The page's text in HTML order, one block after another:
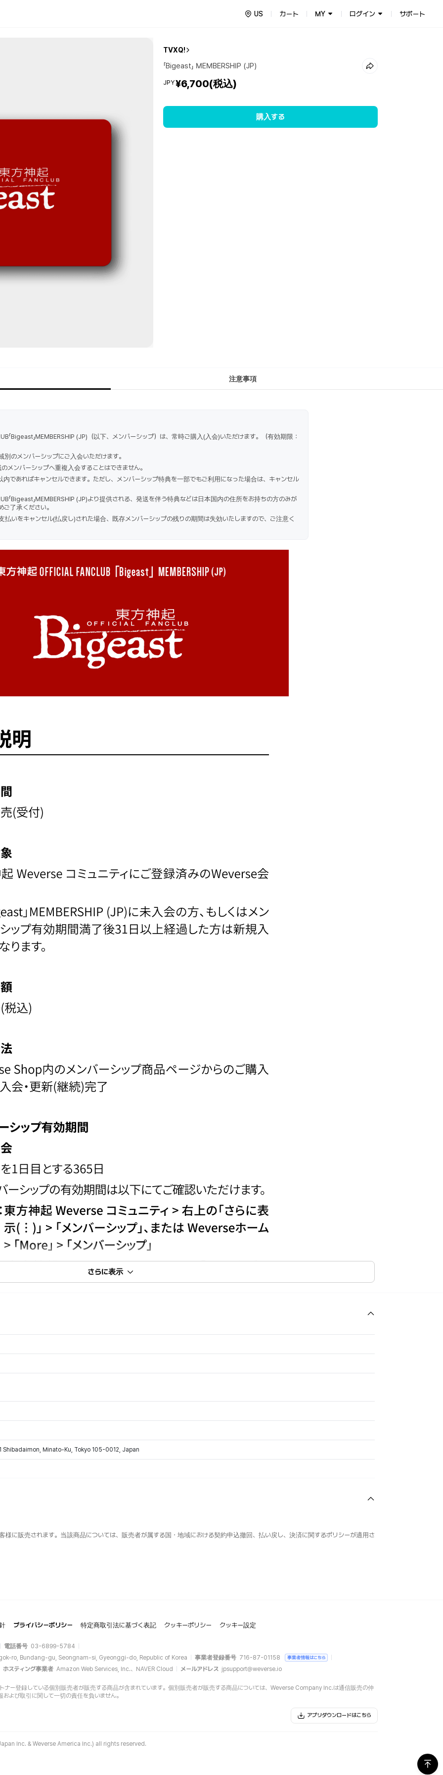
US カート MY ログイン サポート
TVXQ!
「Bigeast」 MEMBERSHIP (JP)
JPY¥6,700(税込)
購入する
注意事項
「Bigeast」MEMBERSHIP (JP)（以下、メンバーシップ）は、常時ご購入(入会)いただけます。（有効期限：
別のメンバーシップにご入会いただけます。
メンバーシップへ重複入会することはできません。
であればキャンセルできます。ただし、メンバーシップ特典を一部でもご利用になった場合は、キャンセル
「Bigeast」MEMBERSHIP (JP)より提供される、発送を伴う特典などは日本国内の住所をお持ちの方のみが
了承ください。
払いをキャンセル(払戻し)された場合、既存メンバーシップの残りの期間は失効いたしますので、ご注意く
さらに表示
Shibadaimon, Minato-Ku, Tokyo 105-0012, Japan
に販売されます。当該商品については、販売者が属する国・地域における契約申込撤回、払い戻し、決済に関するポリシーが適用さ
プライバシーポリシー 特定商取引法に基づく表記 クッキーポリシー クッキー設定
電話番号 03-6899-5784
ro, Bundang-gu, Seongnam-si, Gyeonggi-do, Republic of Korea
事業者登録番号 716-87-01158 事業者情報はこちら
ホスティング事業者 Amazon Web Services, Inc.、NAVER Cloud メールアドレス jpsupport@weverse.io
ー登録している個別販売者が販売する商品が含まれています。個別販売者が販売する商品については、Weverse Company Inc.は通信販売の仲
よび取引に関して一切の責任を負いません。
アプリダウンロードはこちら
Inc. & Weverse America Inc.) all rights reserved.